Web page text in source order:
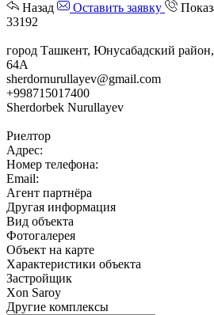
Назад Оставить заявку
33192
город Ташкент, Юнусабадский
64А
sherdornurullayev@gmail.com
+998715017400
Sherdorbek Nurullayev
Риелтор
Адрес:
Номер телефона:
Email:
Агент партнёра
Другая информация
Вид объекта
Фотогалерея
Объект на карте
Характеристики объекта
Застройщик
Xon Saroy
Другие комплексы